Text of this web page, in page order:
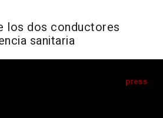
los dos conductores
sanitaria